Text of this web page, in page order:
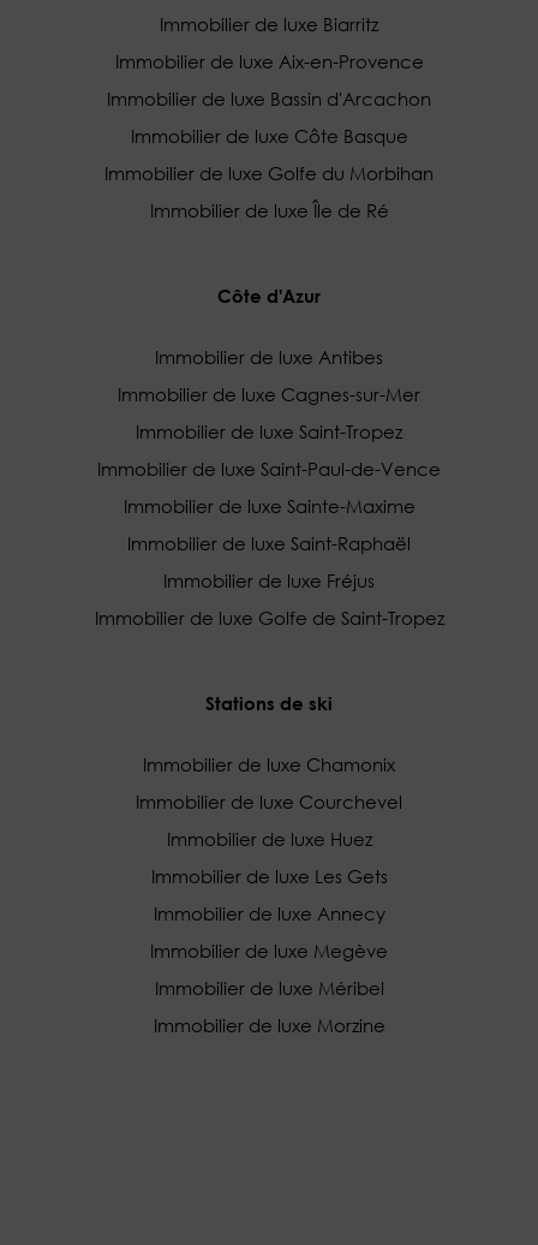
Immobilier de luxe Biarritz
Immobilier de luxe Aix-en-Provence
Immobilier de luxe Bassin d'Arcachon
Immobilier de luxe Côte Basque
Immobilier de luxe Golfe du Morbihan
Immobilier de luxe Île de Ré
Côte d'Azur
Immobilier de luxe Antibes
Immobilier de luxe Cagnes-sur-Mer
Immobilier de luxe Saint-Tropez
Immobilier de luxe Saint-Paul-de-Vence
Immobilier de luxe Sainte-Maxime
Immobilier de luxe Saint-Raphaël
Immobilier de luxe Fréjus
Immobilier de luxe Golfe de Saint-Tropez
Stations de ski
Immobilier de luxe Chamonix
Immobilier de luxe Courchevel
Immobilier de luxe Huez
Immobilier de luxe Les Gets
Immobilier de luxe Annecy
Immobilier de luxe Megève
Immobilier de luxe Méribel
Immobilier de luxe Morzine